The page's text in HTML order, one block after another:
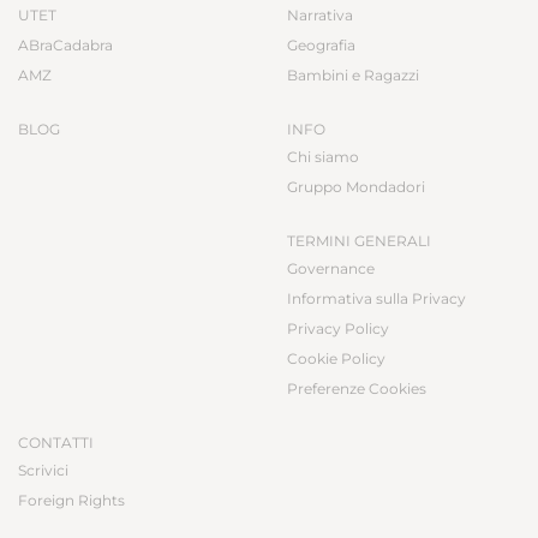
UTET
ABraCadabra
AMZ
BLOG
Narrativa
Geografia
Bambini e Ragazzi
INFO
Chi siamo
Gruppo Mondadori
TERMINI GENERALI
Governance
Informativa sulla Privacy
Privacy Policy
Cookie Policy
Preferenze Cookies
CONTATTI
Scrivici
Foreign Rights